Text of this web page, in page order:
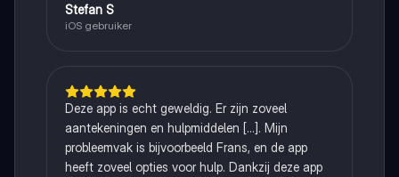
Stefan S
iOS gebruiker
Deze app is echt geweldig. Er zijn zoveel
aantekeningen en hulpmiddelen [...]. Mijn
probleemvak is bijvoorbeeld Frans, en de app
heeft zoveel opties voor hulp. Dankzij deze app